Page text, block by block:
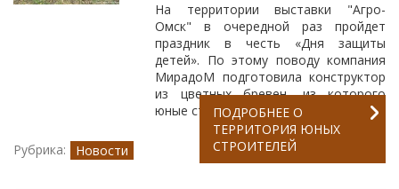
На территории выставки "Агро-
Омск" в очередной раз пройдет
праздник в честь «Дня защиты
детей». По этому поводу компания
МирадоМ подготовила конструктор
из цветных бревен, из которого
юные строители смогут сложить...
Рубрика: Новости
ПОДРОБНЕЕ О
ТЕРРИТОРИЯ ЮНЫХ
СТРОИТЕЛЕЙ